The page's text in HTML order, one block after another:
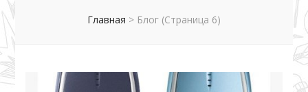
Главная > Блог (Страница 6)